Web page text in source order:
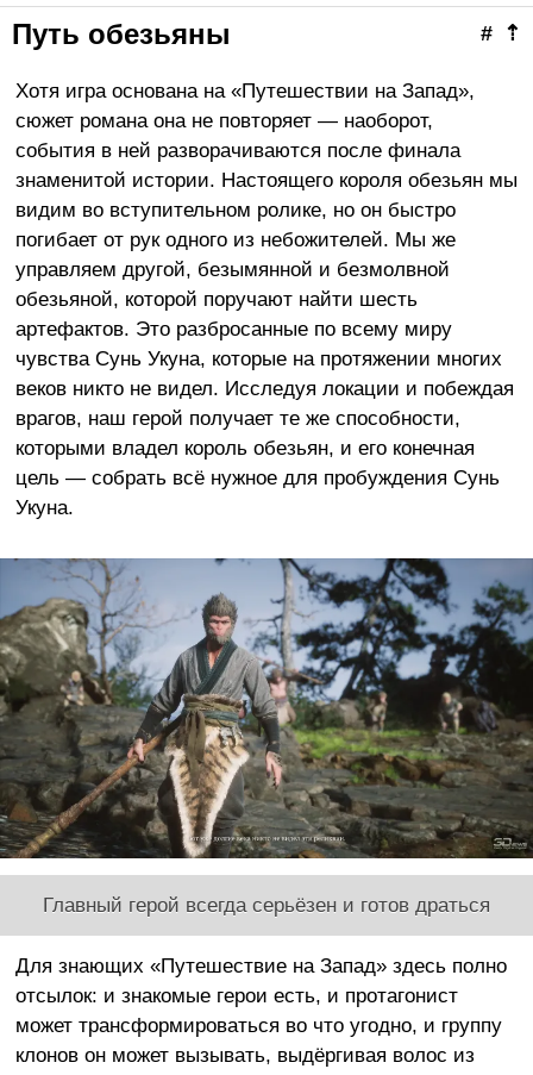
⇡
#
Путь обезьяны
Хотя игра основана на «Путешествии на Запад»,
сюжет романа она не повторяет — наоборот,
события в ней разворачиваются после финала
знаменитой истории. Настоящего короля обезьян мы
видим во вступительном ролике, но он быстро
погибает от рук одного из небожителей. Мы же
управляем другой, безымянной и безмолвной
обезьяной, которой поручают найти шесть
артефактов. Это разбросанные по всему миру
чувства Сунь Укуна, которые на протяжении многих
веков никто не видел. Исследуя локации и побеждая
врагов, наш герой получает те же способности,
которыми владел король обезьян, и его конечная
цель — собрать всё нужное для пробуждения Сунь
Укуна.
Главный герой всегда серьёзен и готов драться
Для знающих «Путешествие на Запад» здесь полно
отсылок: и знакомые герои есть, и протагонист
может трансформироваться во что угодно, и группу
клонов он может вызывать, выдёргивая волос из